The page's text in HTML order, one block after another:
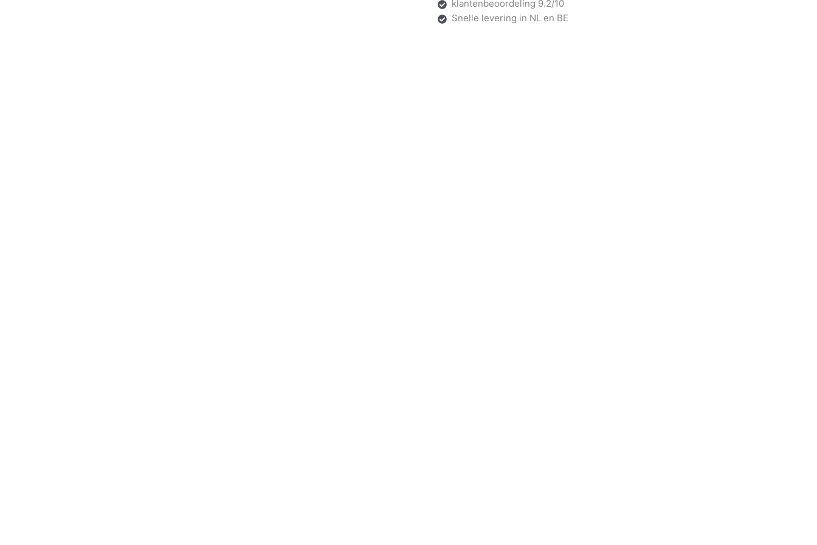
klantenbeoordeling 9.2/10
Snelle levering in NL en BE